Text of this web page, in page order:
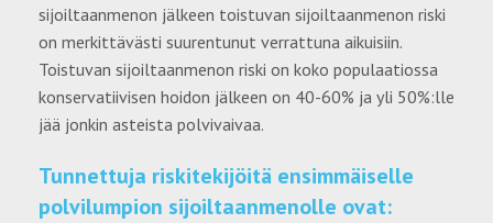
sijoiltaanmenon jälkeen toistuvan sijoiltaanmenon riski
on merkittävästi suurentunut verrattuna aikuisiin.
Toistuvan sijoiltaanmenon riski on koko populaatiossa
konservatiivisen hoidon jälkeen on 40-60% ja yli 50%:lle
jää jonkin asteista polvivaivaa.
Tunnettuja riskitekijöitä ensimmäiselle
polvilumpion sijoiltaanmenolle ovat: